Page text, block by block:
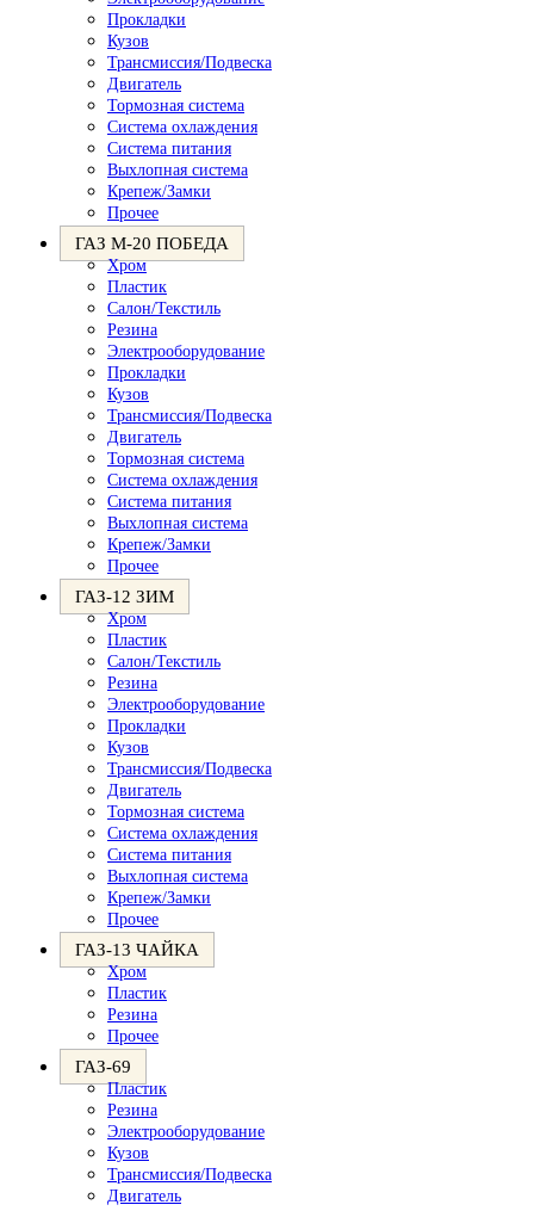
Прокладки
Кузов
Трансмиссия/Подвеска
Двигатель
Тормозная система
Система охлаждения
Система питания
Выхлопная система
Крепеж/Замки
Прочее
ГАЗ М-20 ПОБЕДА
Хром
Пластик
Салон/Текстиль
Резина
Электрооборудование
Прокладки
Кузов
Трансмиссия/Подвеска
Двигатель
Тормозная система
Система охлаждения
Система питания
Выхлопная система
Крепеж/Замки
Прочее
ГАЗ-12 ЗИМ
Хром
Пластик
Салон/Текстиль
Резина
Электрооборудование
Прокладки
Кузов
Трансмиссия/Подвеска
Двигатель
Тормозная система
Система охлаждения
Система питания
Выхлопная система
Крепеж/Замки
Прочее
ГАЗ-13 ЧАЙКА
Хром
Пластик
Резина
Прочее
ГАЗ-69
Пластик
Резина
Электрооборудование
Кузов
Трансмиссия/Подвеска
Двигатель